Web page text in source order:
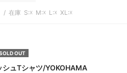
/ 在庫 S:☓ M:☓ L:☓ XL:☓
OUT
ュTシャツ/YOKOHAMA